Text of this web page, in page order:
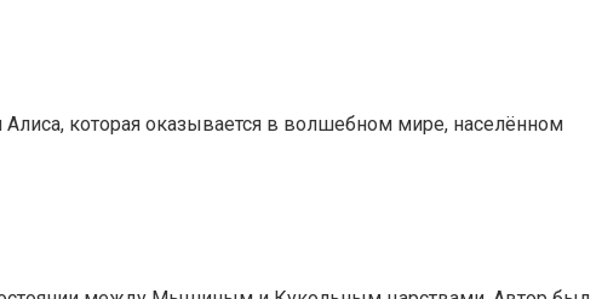
которая оказывается в волшебном мире, населённом